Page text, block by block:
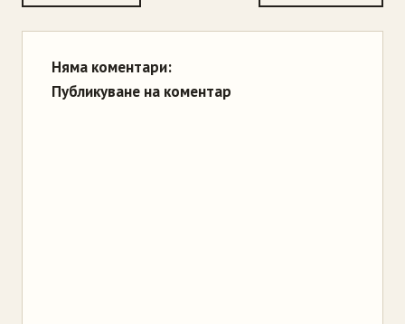
Няма коментари:
Публикуване на коментар